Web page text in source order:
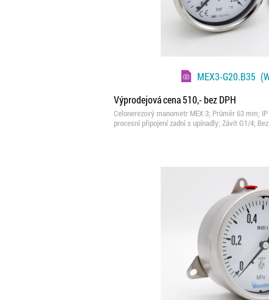
MEX3-G20.B35
Výprodejová cena 510,- bez DPH
Celonerezový manometr MEX 3; Průměr 63 mm;
procesní připojení zadní s upínadly; Závit G1/4;